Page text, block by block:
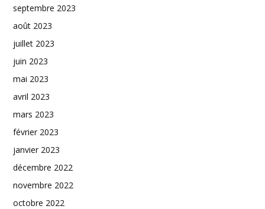
septembre 2023
août 2023
juillet 2023
juin 2023
mai 2023
avril 2023
mars 2023
février 2023
janvier 2023
décembre 2022
novembre 2022
octobre 2022